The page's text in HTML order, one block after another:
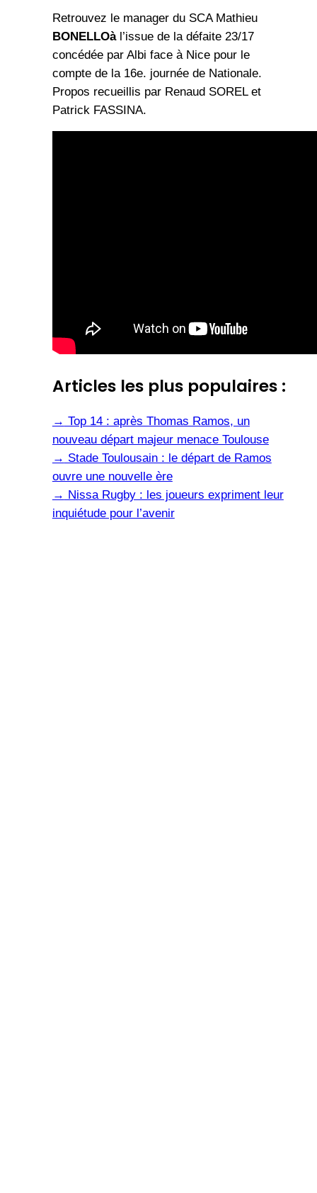
Retrouvez le manager du SCA Mathieu
BONELLOà l’issue de la défaite 23/17
concédée par Albi face à Nice pour le
compte de la 16e. journée de Nationale.
Propos recueillis par Renaud SOREL et
Patrick FASSINA.
Articles les plus populaires :
→ Top 14 : après Thomas Ramos, un
nouveau départ majeur menace Toulouse
→ Stade Toulousain : le départ de Ramos
ouvre une nouvelle ère
→ Nissa Rugby : les joueurs expriment leur
inquiétude pour l’avenir